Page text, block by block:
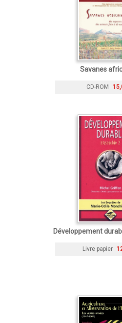
Savanes
CD-ROM
Développement
Livre papier